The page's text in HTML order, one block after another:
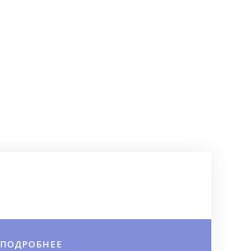
ПОДРОБНЕЕ